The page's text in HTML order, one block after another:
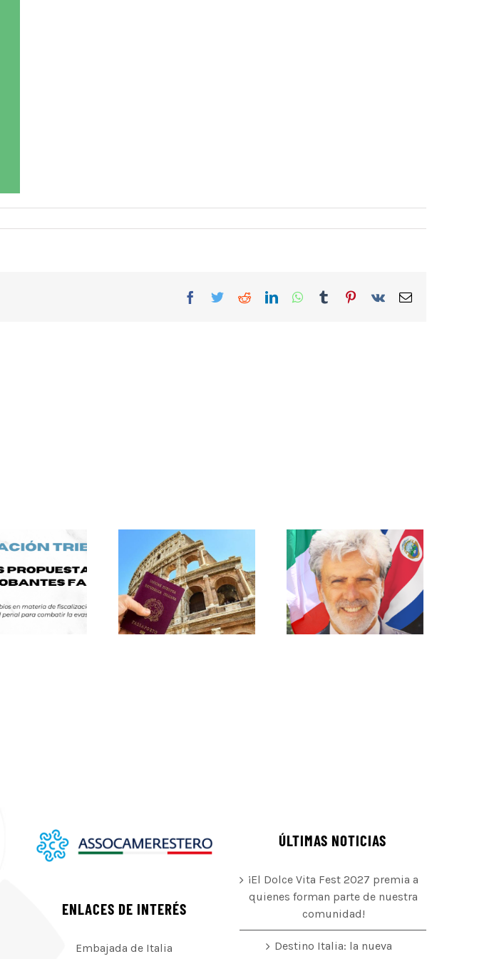
Facebook
TwitterRedditLinkedInWhatsApp
TumblrPinterest
Vk
Correo
ENLACES DE INTERÉS
Embajada de Italia
ÚLTIMAS NOTICIAS
¡El Dolce Vita Fest 2027 premia a
quienes forman parte de nuestra
comunidad!
Destino Italia: la nueva